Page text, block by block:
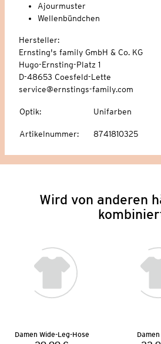
Ajourmuster
Wellenbündchen
Hersteller:
Ernsting's family GmbH & Co. KG
Hugo-Ernsting-Platz 1
D-48653 Coesfeld-Lette
service@ernstings-family.com
Optik: Unifarben
Artikelnummer: 8741810325
Wird von anderen
Damen Wide-Leg-Hose